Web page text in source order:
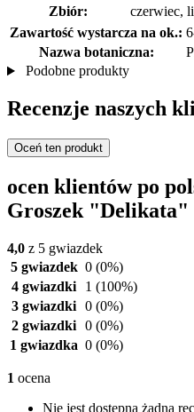
Zbiór:
czerwiec,
Zawartość wystarcza na ok.:
Nazwa botaniczna:
Podobne produkty
Recenzje naszych
Oceń ten produkt
ocen klientów po
Groszek "Delikata"
4,0 z 5 gwiazdek
5 gwiazdek 0 (0%)
4 gwiazdki
1 (100%)
3 gwiazdki 0 (0%)
2 gwiazdki 0 (0%)
1 gwiazdka 0 (0%)
1 ocena
Nie jest dostępna żadna